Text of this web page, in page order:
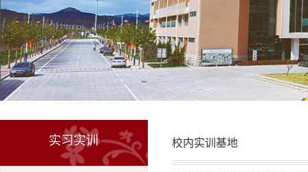
实习实训 校内实训基地